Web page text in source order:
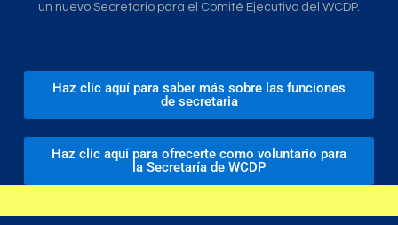
un nuevo Secretario para el Comité Ejecutivo del WCDP.
Haz clic aquí para saber más sobre las funciones
de secretaria
Haz clic aquí para ofrecerte como voluntario para
la Secretaría de WCDP